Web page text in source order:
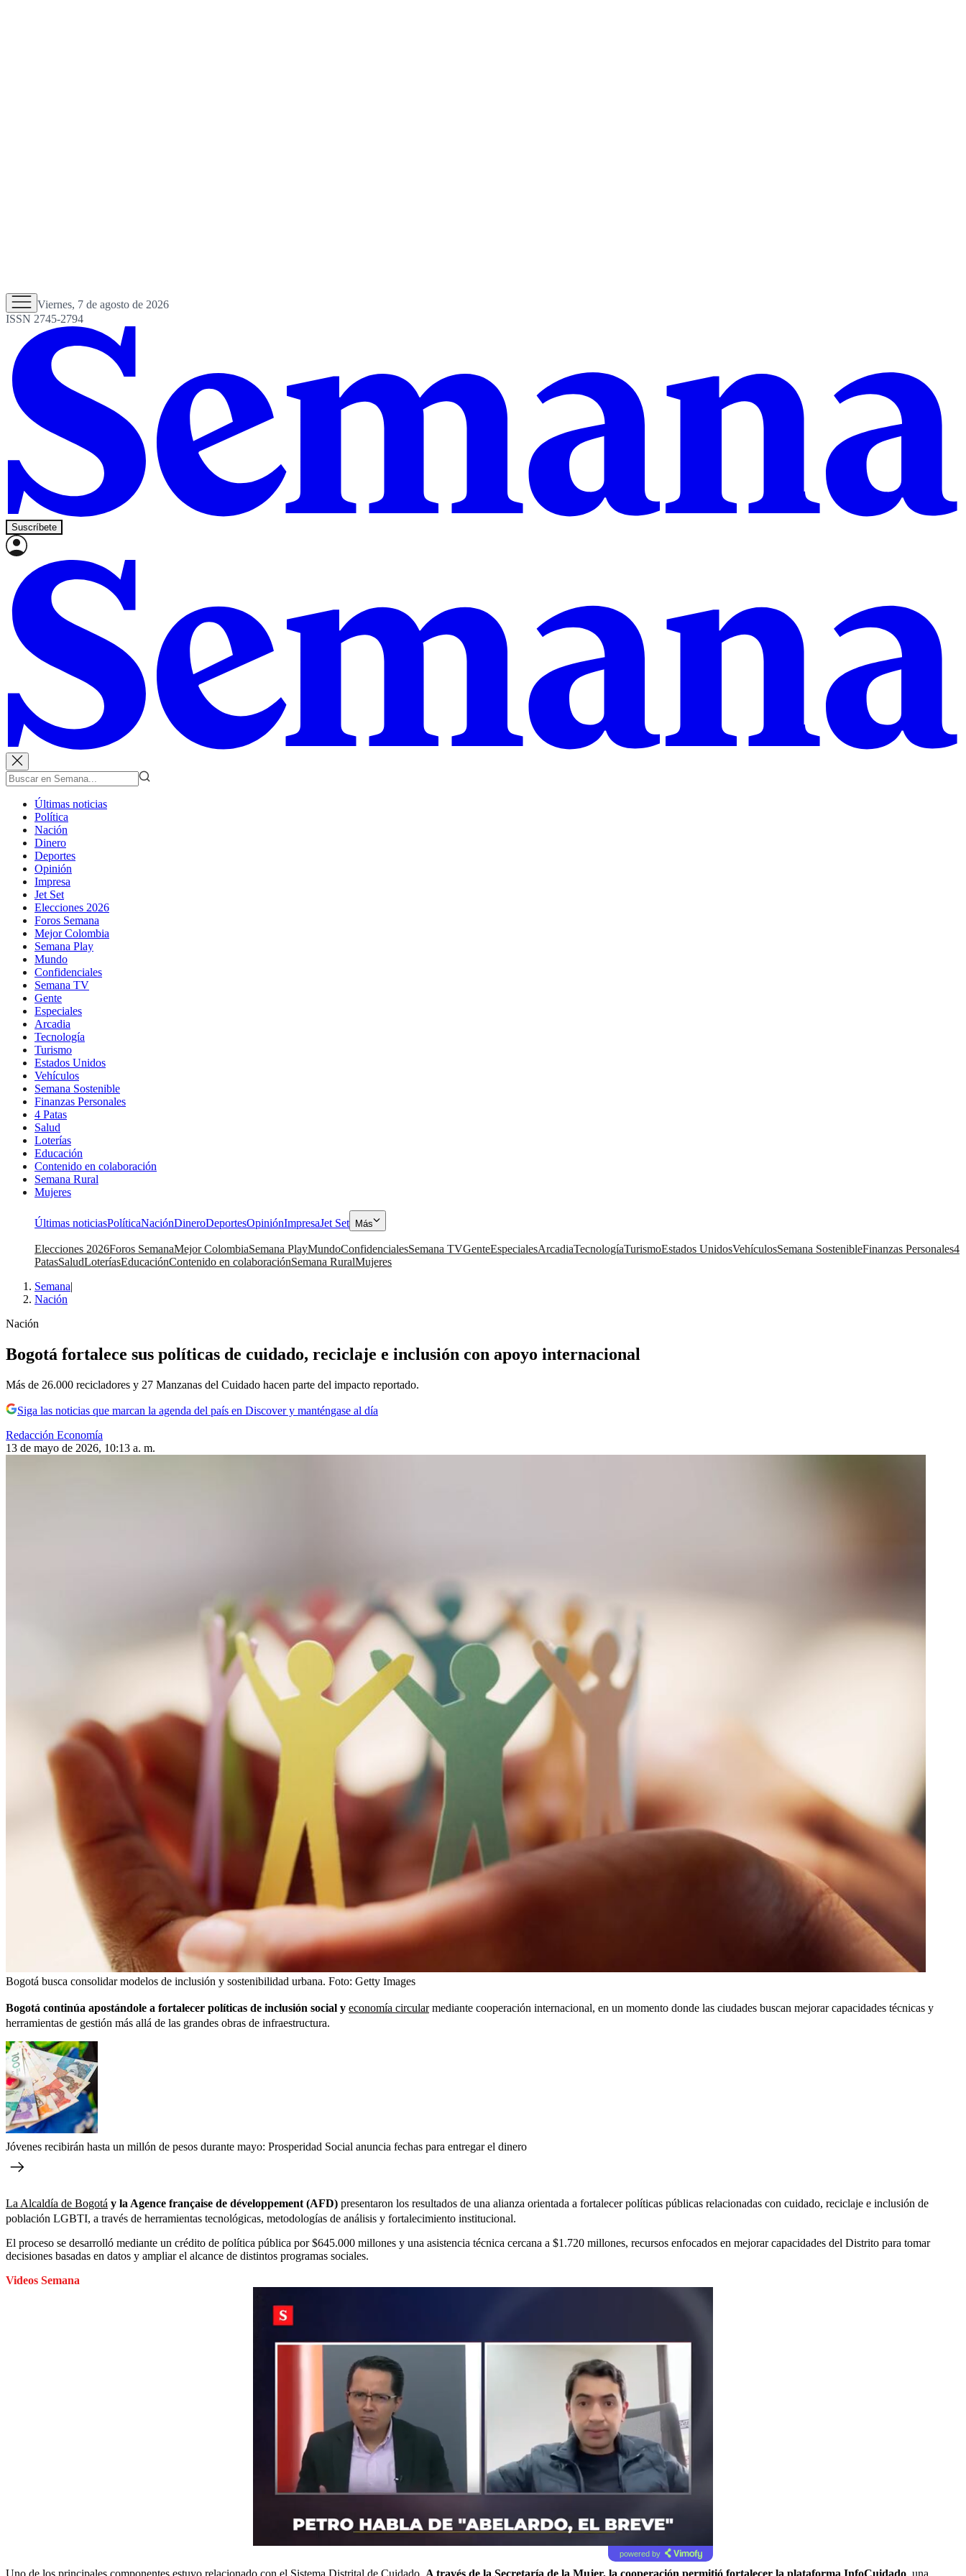
Viernes, 7 de agosto de 2026
ISSN 2745-2794
Suscríbete
Últimas noticias
Política
Nación
Dinero
Deportes
Opinión
Impresa
Jet Set
Elecciones 2026
Foros Semana
Mejor Colombia
Semana Play
Mundo
Confidenciales
Semana TV
Gente
Especiales
Arcadia
Tecnología
Turismo
Estados Unidos
Vehículos
Semana Sostenible
Finanzas Personales
4 Patas
Salud
Loterías
Educación
Contenido en colaboración
Semana Rural
Mujeres
Últimas noticiasPolíticaNaciónDineroDeportesOpiniónImpresaJet Set Más
Elecciones 2026Foros SemanaMejor ColombiaSemana PlayMundoConfidencialesSemana TVGenteEspecialesArcadiaTecnologíaTurismoEstados UnidosVehículosSemana SostenibleFinanzas Personales4
PatasSaludLoteríasEducaciónContenido en colaboraciónSemana RuralMujeres
Semana|
Nación
Nación
Bogotá fortalece sus políticas de cuidado, reciclaje e inclusión con apoyo internacional
Más de 26.000 recicladores y 27 Manzanas del Cuidado hacen parte del impacto reportado.
Siga las noticias que marcan la agenda del país en Discover y manténgase al día
Redacción Economía
13 de mayo de 2026, 10:13 a. m.
Bogotá busca consolidar modelos de inclusión y sostenibilidad urbana. Foto: Getty Images
Bogotá continúa apostándole a fortalecer políticas de inclusión social y economía circular mediante cooperación internacional, en un momento donde las ciudades buscan mejorar capacidades técnicas y
herramientas de gestión más allá de las grandes obras de infraestructura.
Jóvenes recibirán hasta un millón de pesos durante mayo: Prosperidad Social anuncia fechas para entregar el dinero
La Alcaldía de Bogotá y la Agence française de développement (AFD) presentaron los resultados de una alianza orientada a fortalecer políticas públicas relacionadas con cuidado, reciclaje e inclusión de
población LGBTI, a través de herramientas tecnológicas, metodologías de análisis y fortalecimiento institucional.
El proceso se desarrolló mediante un crédito de política pública por $645.000 millones y una asistencia técnica cercana a $1.720 millones, recursos enfocados en mejorar capacidades del Distrito para tomar
decisiones basadas en datos y ampliar el alcance de distintos programas sociales.
Videos Semana
powered by
Uno de los principales componentes estuvo relacionado con el Sistema Distrital de Cuidado. A través de la Secretaría de la Mujer, la cooperación permitió fortalecer la plataforma InfoCuidado , una